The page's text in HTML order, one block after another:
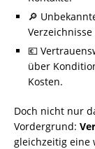
🔎
💶
über
Kosten.
Doch nicht nur
Vordergrund:
gleichzeitig eine